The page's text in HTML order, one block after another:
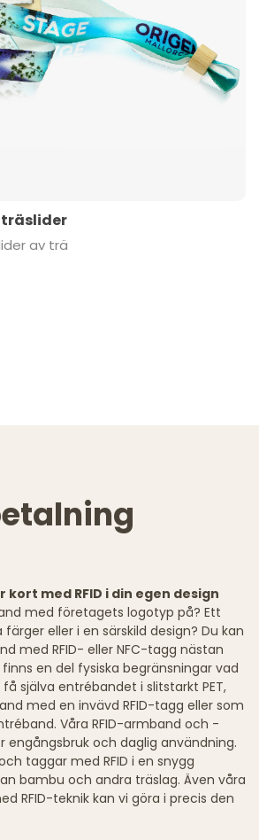
av trä
kort med RFID i din egen design
med företagets logotyp på? Ett
eller i en särskild design? Du kan
med RFID- eller NFC-tagg nästan
en del fysiska begränsningar vad
själva entrébandet i slitstarkt PET,
med en invävd RFID-tagg eller som
Våra RFID-armband och -
engångsbruk och daglig användning.
taggar med RFID i en snygg
bambu och andra träslag. Även våra
RFID-teknik kan vi göra i precis den